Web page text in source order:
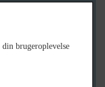
brugeroplevelse